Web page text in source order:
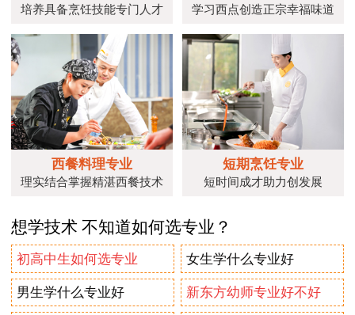
培养具备烹饪技能专门人才 学习西点创造正宗幸福味道
西餐料理专业
理实结合掌握精湛西餐技术
短期烹饪专业
短时间成才助力创发展
想学技术 不知道如何选专业？
初高中生如何选专业 女生学什么专业好
男生学什么专业好 新东方幼师专业好不好